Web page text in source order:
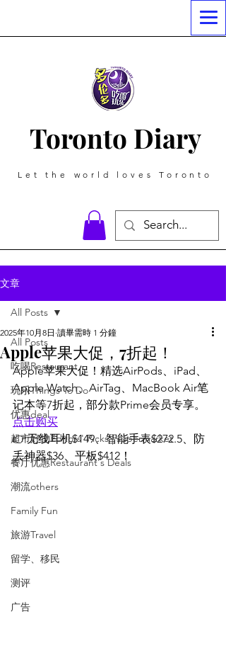
Toronto Diary
Let the world loves Toronto
文章
All Posts
吃喝Restaurant
玩乐Things To Do
优惠deal
超市好物Editors' Picks | supermarket
餐厅优惠Restaurant's Deals
潮流others
Family Fun
旅游Travel
留学、移民
测评
广告
All Posts
Apple苹果大促，7折起！
2025年10月8日 讀畢需時 1 分鐘
Apple苹果大促！精选AirPods、iPad、
Apple Watch、AirTag、MacBook Air笔
记本等7折起，部分款Prime会员专享。
点击购买
👉无线耳机$149、智能手表$272.5、防
丢神器$36、平板$412！